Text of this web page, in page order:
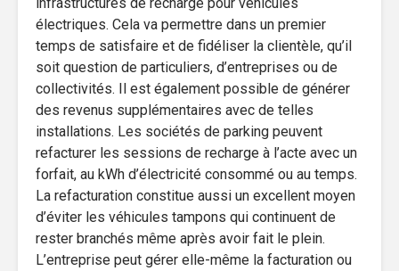
électriques. Cela va permettre dans un premier
temps de satisfaire et de fidéliser la clientèle, qu’il
soit question de particuliers, d’entreprises ou de
collectivités. Il est également possible de générer
des revenus supplémentaires avec de telles
installations. Les sociétés de parking peuvent
refacturer les sessions de recharge à l’acte avec un
forfait, au kWh d’électricité consommé ou au temps.
La refacturation constitue aussi un excellent moyen
d’éviter les véhicules tampons qui continuent de
rester branchés même après avoir fait le plein.
L’entreprise peut gérer elle-même la facturation ou